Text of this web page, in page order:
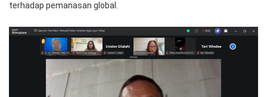
terhadap pemanasan global.